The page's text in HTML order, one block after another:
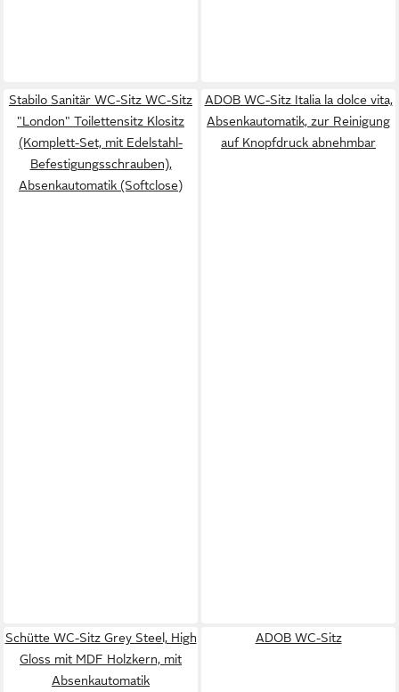
Stabilo Sanitär WC-Sitz WC-Sitz
"London" Toilettensitz Klositz
(Komplett-Set, mit Edelstahl-
Befestigungsschrauben),
Absenkautomatik (Softclose)
ADOB WC-Sitz Italia la dolce vita,
Absenkautomatik, zur Reinigung
auf Knopfdruck abnehmbar
Schütte WC-Sitz Grey Steel, High
Gloss mit MDF Holzkern, mit
Absenkautomatik
ADOB WC-Sitz